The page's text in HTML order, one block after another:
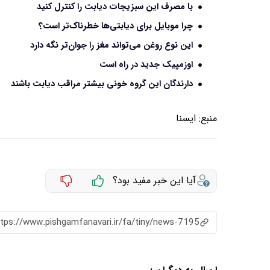
با مصرف این سبزیجات دیابت را کنترل کنید
چرا موبایل برای دیابتی‌ها خطرناک‌تر است؟
این نوع روغن می‌تواند مغز را جوان‌تر نگه دارد
اوزمپیک جدید در راه است
دارندگان این گروه خونی بیشتر مراقب دیابت باشند
منبع: ايسنا
آیا این خبر مفید بود؟
www.pishgamfanavari.ir/fa/tiny/news-7195